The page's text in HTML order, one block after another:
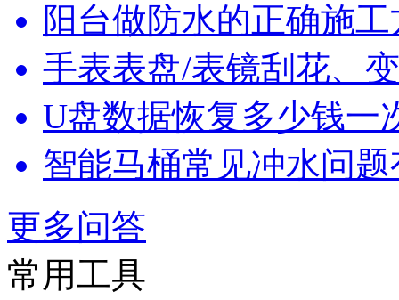
阳台做防水的正确施
手表表盘/表镜刮花、
U盘数据恢复多少钱一
智能马桶常见冲水问
更多问答
常用工具